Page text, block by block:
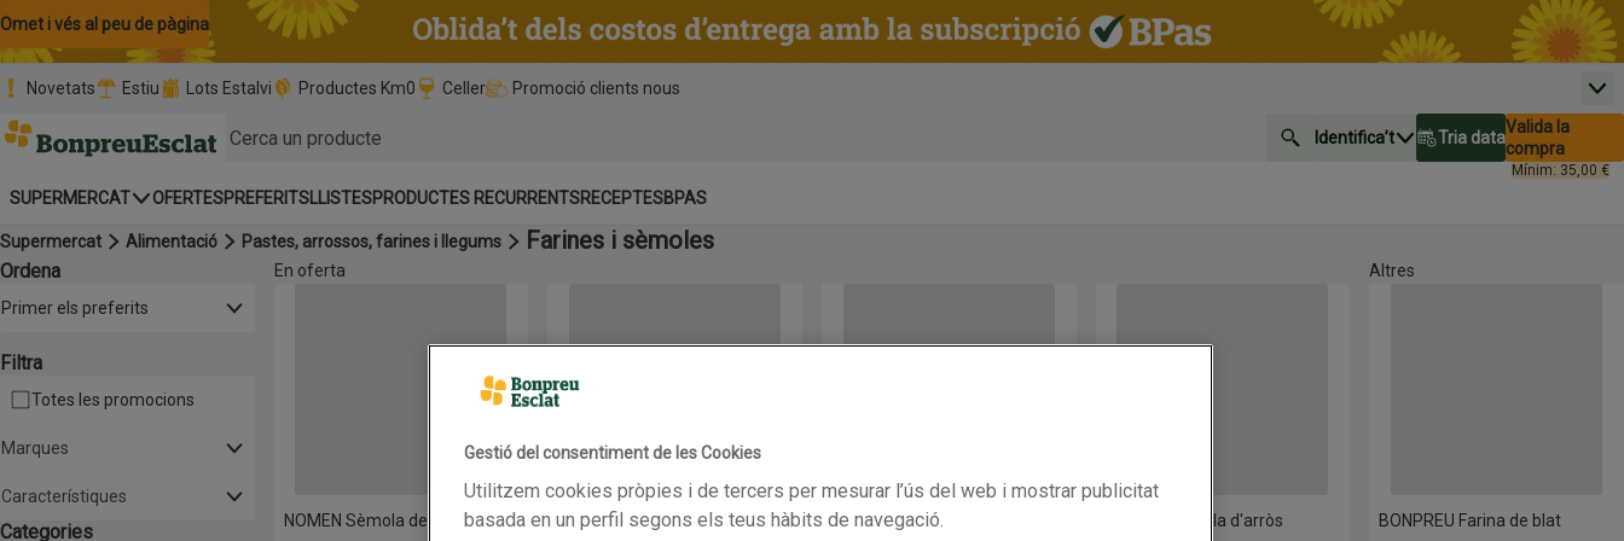
Omet i vés al contingut
Omet i vés a la cerca
Omet i vés al peu de pàgina
Novetats Estiu Lots Estalvi Productes Km0 Celler Promoció clients nous
Cerca un producte
Identifica’t
Tria data
Tria data
Valida la
compra
Nombre total
0,00 €
Mínim: 35,00 €
SUPERMERCAT OFERTESPREFERITSLLISTESPRODUCTES RECURRENTSRECEPTESBPAS
Supermercat Alimentació Pastes, arrossos, farines i llegums Farines i sèmoles
Ordena
Primer els preferits
Filtra
Totes les promocions
Marques
Característiques
Categories
En oferta
NOMEN Sèmola de blat
SANTA RITA Mix fregits de
Sense lactosa
Sense gluten
SCHÄR Preparat per a
NOMEN Sèmola d'arròs
Altres
BONPREU Farina de blat
Gestió del consentiment de les Cookies
Utilitzem cookies pròpies i de tercers per mesurar l’ús del web i mostrar publicitat
basada en un perfil segons els teus hàbits de navegació.